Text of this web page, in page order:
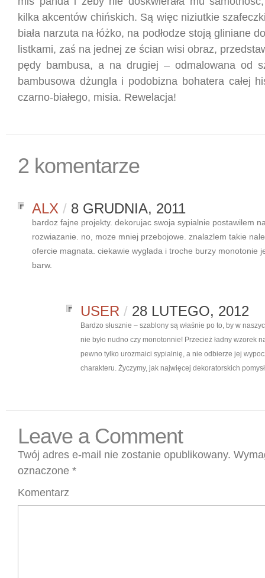
kilka akcentów chińskich. Są więc niziutkie
biała narzuta na łóżko, na podłodze stoją gliniane
listkami, zaś na jednej ze ścian wisi obraz,
pędy bambusa, a na drugiej – odmalowana od
bambusowa dżungla i podobizna bohatera całej
czarno-białego, misia. Rewelacja!
2 komentarze
ALX / 8 GRUDNIA, 2011
bardoz fajne projekty. dekorujac swoja sypialnie postawilem
rozwiazanie. no, moze mniej przebojowe. znalazlem takie
ofercie magnata. ciekawie wyglada i troche burzy monotonie
barw.
USER / 28 LUTEGO, 2012
Bardzo słusznie – szablony są właśnie po to, by w
nie było nudno czy monotonnie! Przecież ładny wzorek
pewno tylko urozmaici sypialnię, a nie odbierze jej
charakteru. Życzymy, jak najwięcej dekoratorskich
Leave a Comment
Twój adres e-mail nie zostanie opublikowany.
oznaczone *
Komentarz